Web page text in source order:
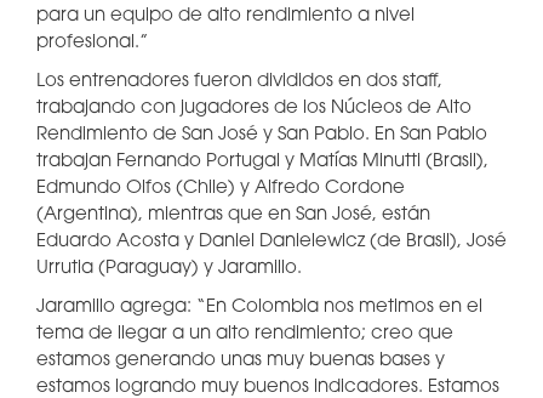
para un equipo de alto rendimiento a nivel
profesional.”
Los entrenadores fueron divididos en dos staff,
trabajando con jugadores de los Núcleos de Alto
Rendimiento de San José y San Pablo. En San Pablo
trabajan Fernando Portugal y Matías Minutti (Brasil),
Edmundo Olfos (Chile) y Alfredo Cordone
(Argentina), mientras que en San José, están
Eduardo Acosta y Daniel Danielewicz (de Brasil), José
Urrutia (Paraguay) y Jaramillo.
Jaramillo agrega: “En Colombia nos metimos en el
tema de llegar a un alto rendimiento; creo que
estamos generando unas muy buenas bases y
estamos logrando muy buenos indicadores. Estamos